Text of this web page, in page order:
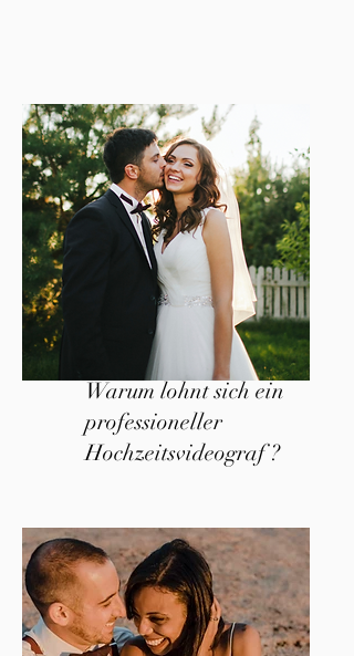
Warum lohnt sich ein
professioneller
Hochzeitsvideograf ?